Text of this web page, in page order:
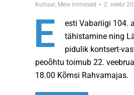
Kultuur, Meie inimesed 2. veebr
E
esti Vabariigi 104.
tähistamine ning
pidulik kontsert-
peoõhtu toimub 22.
18.00 Kõmsi Rahvamajas.